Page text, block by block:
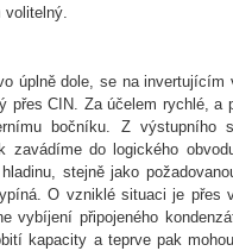
úplně dole, se na
CIN. Za účelem rychlé, a
bočníku. Z výstupního
zavádíme do logického
stejně jako
O vzniklé situaci je přes
vybíjení připojeného
kapacity a teprve pak